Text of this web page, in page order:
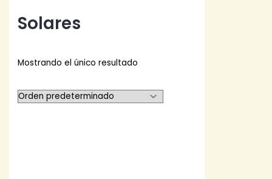
Solares
Mostrando el único resultado